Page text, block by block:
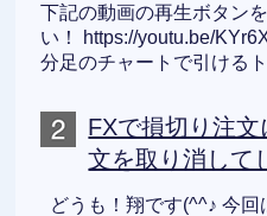
下記の動画の再生ボタン
い！ https://youtu.be/
分足のチャートで引ける
FXで損切り注
文を取り消して
どうも！翔です(^^♪ 今